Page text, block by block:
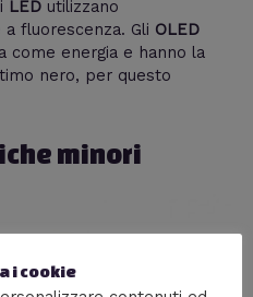
LED utilizzano
fluorescenza. Gli OLED
come energia e hanno la
nero, per questo
minori
i cookie